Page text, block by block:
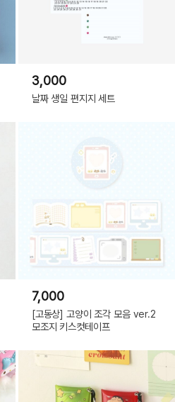
3,000
날짜 생일 편지지 세트
7,000
[고동상] 고양이 조각 모음 ver.2
모조지 키스컷테이프